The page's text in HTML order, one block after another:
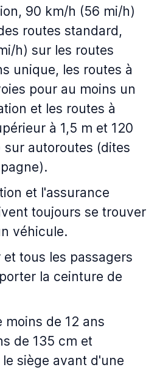
90 km/h (56 mi/h)
routes standard,
h) sur les routes
unique, les routes à
pour au moins un
et les routes à
à 1,5 m et 120
sur autoroutes (dites
et l'assurance
toujours se trouver
véhicule.
tous les passagers
la ceinture de
moins de 12 ans
de 135 cm et
siège avant d'une